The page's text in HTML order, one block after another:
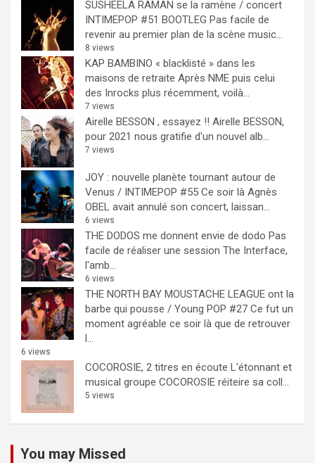
SUSHEELA RAMAN se la ramène / concert
INTIMEPOP #51 BOOTLEG Pas facile de
revenir au premier plan de la scène music...
8 views
KAP BAMBINO « blacklisté » dans les
maisons de retraite Après NME puis celui
des Inrocks plus récemment, voilà...
7 views
Airelle BESSON , essayez !! Airelle BESSON,
pour 2021 nous gratifie d'un nouvel alb...
7 views
JOY : nouvelle planète tournant autour de
Venus / INTIMEPOP #55 Ce soir là Agnès
OBEL avait annulé son concert, laissan...
6 views
THE DODOS me donnent envie de dodo Pas
facile de réaliser une session The Interface,
l'amb...
6 views
THE NORTH BAY MOUSTACHE LEAGUE ont la
barbe qui pousse / Young POP #27 Ce fut un
moment agréable ce soir là que de retrouver
l...
6 views
COCOROSIE, 2 titres en écoute L'étonnant et
musical groupe COCOROSIE réiteire sa coll...
5 views
You may Missed